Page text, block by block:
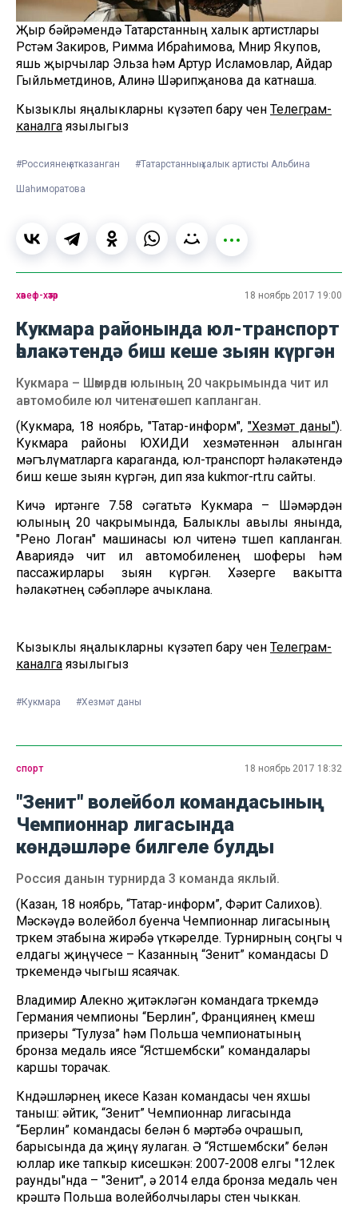
Җыр бәйрәмендә Татарстанның халык артистлары
Рөстәм Закиров, Римма Ибраһимова, Мөнир Якупов,
яшь җырчылар Эльза һәм Артур Исламовлар, Айдар
Гыйльметдинов, Алинә Шәрипҗанова да катнаша.
Кызыклы яңалыкларны күзәтеп бару өчен Телеграм-
каналга язылыгыз
#Россиянең атказанган #Татарстанның халык артисты Альбина
Шаһиморатова
хәвеф-хәтәр 18 ноябрь 2017 19:00
Кукмара районында юл-транспорт
һәлакәтендә биш кеше зыян күргән
Кукмара – Шәмәрдән юлының 20 чакрымында чит ил
автомобиле юл читенә төшеп капланган.
(Кукмара, 18 ноябрь, "Татар-информ", "Хезмәт даны").
Кукмара районы ЮХИДИ хезмәтеннән алынган
мәгълүматларга караганда, юл-транспорт һәлакәтендә
биш кеше зыян күргән, дип яза kukmor-rt.ru сайты.
Кичә иртәнге 7.58 сәгатьтә Кукмара – Шәмәрдән
юлының 20 чакрымында, Балыклы авылы янында,
"Рено Логан" машинасы юл читенә төшеп капланган.
Авариядә чит ил автомобиленең шоферы һәм
пассажирлары зыян күргән. Хәзерге вакытта
һәлакәтнең сәбәпләре ачыклана.
Кызыклы яңалыкларны күзәтеп бару өчен Телеграм-
каналга язылыгыз
#Кукмара #Хезмәт даны
спорт 18 ноябрь 2017 18:32
"Зенит" волейбол командасының
Чемпионнар лигасында
көндәшләре билгеле булды
Россия данын турнирда 3 команда яклый.
(Казан, 18 ноябрь, “Татар-информ”, Фәрит Салихов).
Мәскәүдә волейбол буенча Чемпионнар лигасының
төркем этабына жирәбә үткәрелде. Турнирның соңгы өч
елдагы җиңүчесе – Казанның “Зенит” командасы D
төркемендә чыгыш ясаячак.
Владимир Алекно җитәкләгән командага төркемдә
Германия чемпионы “Берлин”, Франциянең көмеш
призеры “Тулуза” һәм Польша чемпионатының
бронза медаль иясе “Ястшембски” командалары
каршы торачак.
Көндәшләрнең икесе Казан командасы өчен яхшы
таныш: әйтик, “Зенит” Чемпионнар лигасында
“Берлин” командасы белән 6 мәртәбә очрашып,
барысында да җиңү яулаган. Ә “Ястшембски” белән
юллар ике тапкыр кисешкән: 2007-2008 елгы "12лек
раунды"нда – "Зенит", ә 2014 елда бронза медаль өчен
көрәштә Польша волейболчылары өстен чыккан.